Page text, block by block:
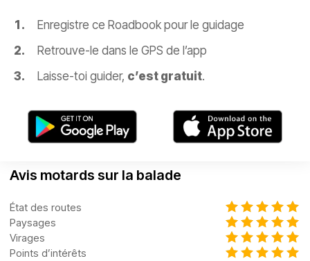
Enregistre ce Roadbook pour le guidage
Retrouve-le dans le GPS de l’app
Laisse-toi guider, c’est gratuit.
Avis motards sur la balade
État des routes
Paysages
Virages
Points d’intérêts